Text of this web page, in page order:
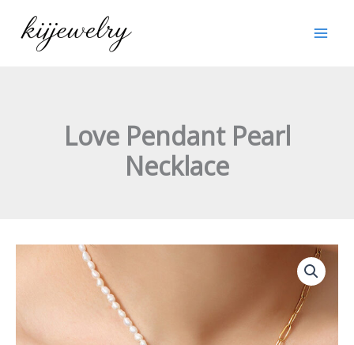
Love Pendant Pearl
Necklace
量